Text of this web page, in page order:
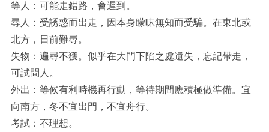
等人：可能走錯路，會遲到。
尋人：受誘惑而出走，因本身矇昧無知而受騙。在東北或
北方，日前難尋。
失物：遍尋不獲。似乎在大門下陷之處遺失，忘記帶走，
可試問人。
外出：等候有利時機再行動，等待期間應積極做準備。宜
向南方，冬不宜出門，不宜舟行。
考試：不理想。